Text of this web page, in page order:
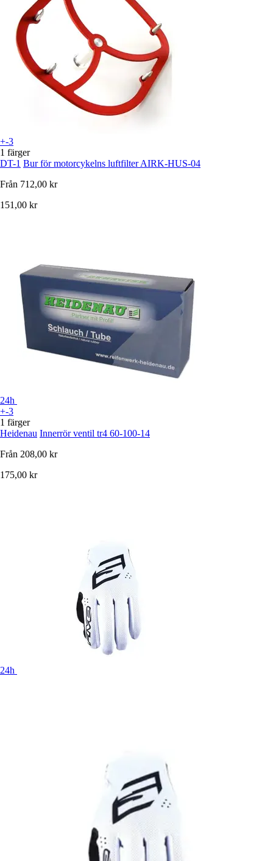
+-3
1 färger
DT-1 Bur för motorcykelns luftfilter AIRK-HUS-04
Från 712,00 kr
151,00 kr
24h
+-3
1 färger
Heidenau Innerrör ventil tr4 60-100-14
Från 208,00 kr
175,00 kr
24h